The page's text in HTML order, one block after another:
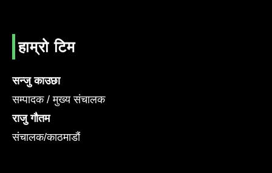
हाम्रो टिम
सन्जु काउछा
सम्पादक / मुख्य संचालक
राजु गौतम
संचालक/काठमाडौं